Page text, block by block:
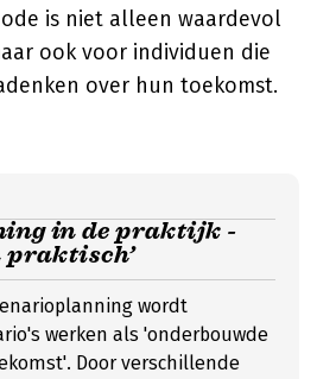
is niet alleen waardevol
ook voor individuen die
over hun toekomst.
in de praktijk -
praktisch’
wordt
werken als 'onderbouwde
Door verschillende